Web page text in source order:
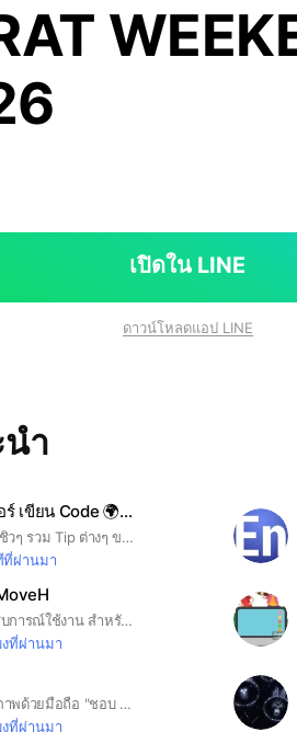
เปิดใน LINE
ดาวน์โหลดแอป LINE
ำ
มุม Tip โปรแกรมเมอร์ เขียน Code 🌍🌐🌍
กลุ่มเบาๆ พักสมอง แบบชิวๆ รวม Tip ต่างๆ ของโปรแกรมเมอร์ ภาษาโปรแกรม ต่างๆ หลักการเขียน Tip post ลงทุกวัน ของภาษาโปรแกรมอีกมากกมาย เราเปิดสร้าง ให้คนที่อยากจะเข้ามาแชร์จร้าาา
ที่ผ่านมา
พูดคุย แลกเปลี่ยน ประสบการณ์ใช้งาน สำหรับผู้ใช้บริการในเครือของทรูทุกผลิตภัณฑ์ #TrueMoveH #TrueOnline #TrueMoney #TrueMove และอื่นๆ #ทรูมูฟ #ทรูมูฟเอช #ทรู #True
ที่ผ่านมา
แบ่งปันเทคนิก การถ่ายภาพด้วยมือถือ "ชอบ แชะ แชร์"
ที่ผ่านมา